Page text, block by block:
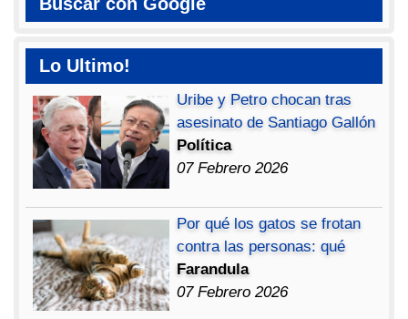
Lo Ultimo!
Uribe y Petro chocan tras
asesinato de Santiago Gallón
Política
07 Febrero 2026
Por qué los gatos se frotan
contra las personas: qué
Farandula
07 Febrero 2026